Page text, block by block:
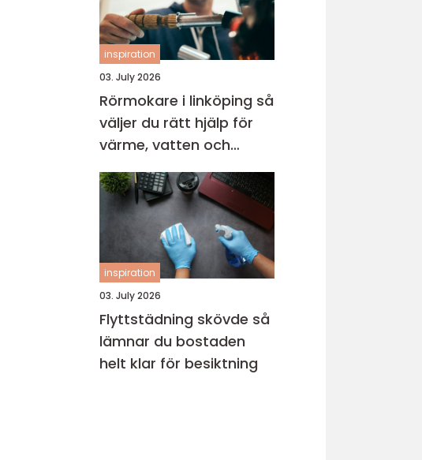
inspiration
03. July 2026
Rörmokare i linköping så
väljer du rätt hjälp för
värme, vatten och
avlopp
inspiration
03. July 2026
Flyttstädning skövde så
lämnar du bostaden
helt klar för besiktning